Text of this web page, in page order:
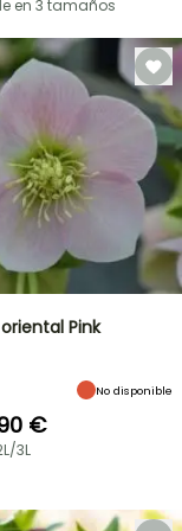
en 3 tamaños
Pink
No disponible
€
3L